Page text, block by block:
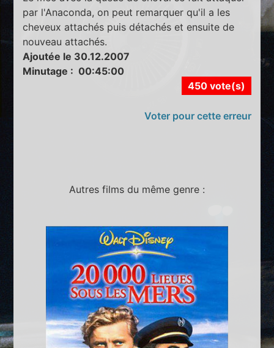
par l'Anaconda, on peut remarquer qu'il a les
cheveux attachés puis détachés et ensuite de
nouveau attachés.
Ajoutée le 30.12.2007
Minutage : 00:45:00
450 vote(s)
Voter pour cette erreur
Autres films du même genre :